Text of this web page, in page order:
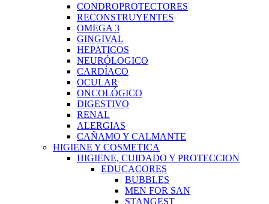
CONDROPROTECTORES
RECONSTRUYENTES
OMEGA 3
GINGIVAL
HEPATICOS
NEURÓLOGICO
CARDÍACO
OCULAR
ONCOLÓGICO
DIGESTIVO
RENAL
ALERGIAS
CAÑAMO Y CALMANTE
HIGIENE Y COSMETICA
HIGIENE, CUIDADO Y PROTECCION
EDUCACORES
BUBBLES
MEN FOR SAN
STANGEST